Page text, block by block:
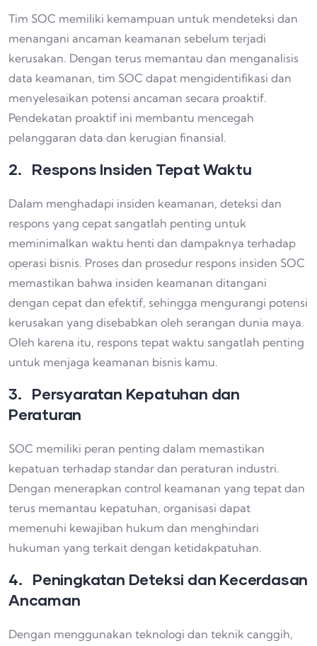
Tim SOC memiliki kemampuan untuk mendeteksi dan
menangani ancaman keamanan sebelum terjadi
kerusakan. Dengan terus memantau dan menganalisis
data keamanan, tim SOC dapat mengidentifikasi dan
menyelesaikan potensi ancaman secara proaktif.
Pendekatan proaktif ini membantu mencegah
pelanggaran data dan kerugian finansial.
2. Respons Insiden Tepat Waktu
Dalam menghadapi insiden keamanan, deteksi dan
respons yang cepat sangatlah penting untuk
meminimalkan waktu henti dan dampaknya terhadap
operasi bisnis. Proses dan prosedur respons insiden SOC
memastikan bahwa insiden keamanan ditangani
dengan cepat dan efektif, sehingga mengurangi potensi
kerusakan yang disebabkan oleh serangan dunia maya.
Oleh karena itu, respons tepat waktu sangatlah penting
untuk menjaga keamanan bisnis kamu.
3. Persyaratan Kepatuhan dan
Peraturan
SOC memiliki peran penting dalam memastikan
kepatuan terhadap standar dan peraturan industri.
Dengan menerapkan control keamanan yang tepat dan
terus memantau kepatuhan, organisasi dapat
memenuhi kewajiban hukum dan menghindari
hukuman yang terkait dengan ketidakpatuhan.
4. Peningkatan Deteksi dan Kecerdasan
Ancaman
Dengan menggunakan teknologi dan teknik canggih,